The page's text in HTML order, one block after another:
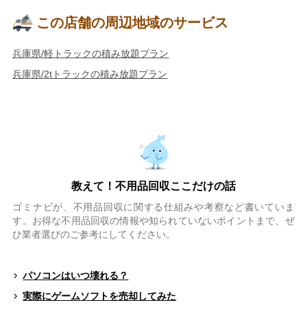
この店舗の周辺地域のサービス
兵庫県/軽トラックの積み放題プラン
兵庫県/2tトラックの積み放題プラン
教えて！不用品回収ここだけの話
ゴミナビが、不用品回収に関する仕組みや考察など書いていま
す。お得な不用品回収の情報や知られていないポイントまで、ぜ
ひ業者選びのご参考にしてください。
パソコンはいつ壊れる？
実際にゲームソフトを売却してみた